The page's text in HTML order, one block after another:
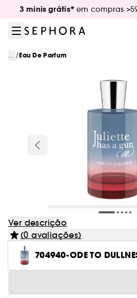
Ir para o menu
Ir para o conteúdo principal
Ir para o rodapé
3 minis grátis* em compras
... /Eau De Parfum
Ver descrição
(0 avaliações)
704940-ODE TO